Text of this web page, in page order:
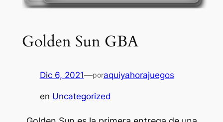
Golden Sun GBA
Dic 6, 2021—poraquiyahorajuegos
en Uncategorized